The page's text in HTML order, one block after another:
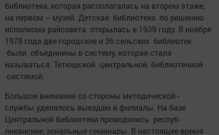
библиотека, которая располагалась на втором этаже,
на первом – музей. Детская библиотека по решению
исполкома райсовета открылась в 1939 году. В ноябре
1978 года две городские и 36 сельских библиотек
были объединены в систему, которая стала
называться Тетюшской центральной библиотечной
системой.
Большое внимание со стороны методической ­
службы уделялось выездам в филиалы. На базе
Центральной библиотеки проводились респуб­
ликанские, зональные семинары. В настоящее время